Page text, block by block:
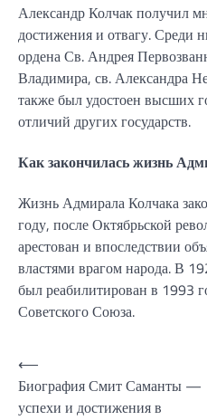
Александр Колчак получил
достижения и отвагу. Среди
ордена Св. Андрея
Владимира, св. Александра
также был удостоен высших
отличий других государств.
Как закончилась жизнь
Жизнь Адмирала Колчака
году, после Октябрьской
арестован и впоследствии
властями врагом народа. В
был реабилитирован в 1993
Советского Союза.
Навигация
по
⟵
Биография Смит Саманты —
успехи и достижения в